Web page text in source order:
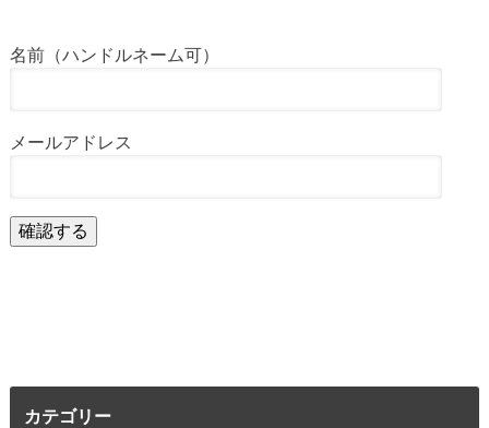
名前（ハンドルネーム可）
メールアドレス
カテゴリー